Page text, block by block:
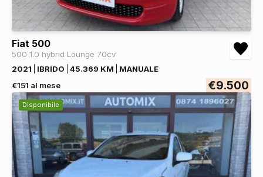
Fiat 500
500 1.0 hybrid Lounge 70cv
2021
IBRIDO 45.369 KM
MANUALE
€151 al mese
€9.500
Disponibile